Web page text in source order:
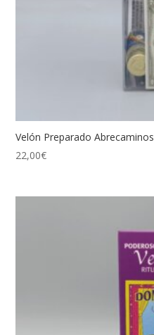
Velón Preparado Abrecaminos
22,00€